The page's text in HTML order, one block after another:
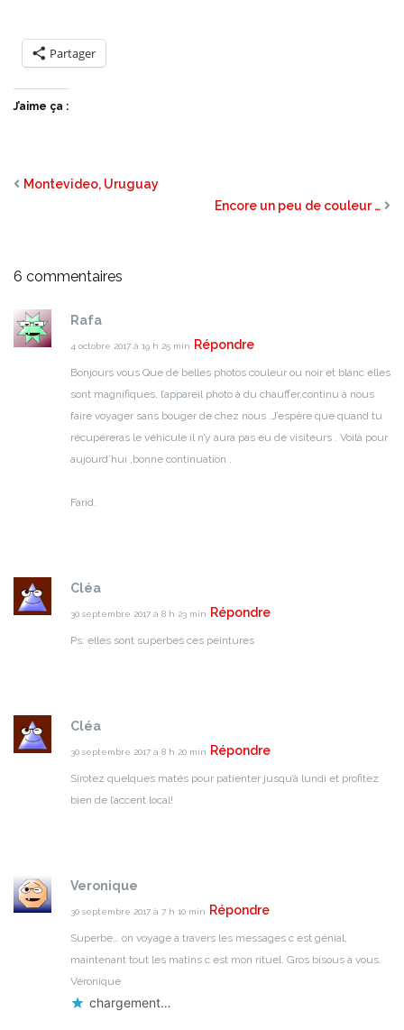
Partager
J’aime ça :
Montevideo, Uruguay
Encore un peu de couleur …
6 commentaires
Rafa
4 octobre 2017 à 19 h 25 min Répondre
Bonjours vousQue de belles photos couleur ou noir et blanc elles
sont magnifiques, l’appareil photo à du chauffer.continu à nous
faire voyager sans bouger de chez nous .J’espère que quand tu
récupéreras le véhicule il n’y aura pas eu de visiteurs . Voilà pour
aujourd’hui ,bonne continuation .
Farid.
Cléa
30 septembre 2017 à 8 h 23 min Répondre
Ps: elles sont superbes ces peintures
Cléa
30 septembre 2017 à 8 h 20 min Répondre
Sirotez quelques matés pour patienter jusqu’à lundi et profitez
bien de l’accent local!
Veronique
30 septembre 2017 à 7 h 10 min Répondre
Superbe… on voyage à travers les messages c est génial,
maintenant tout les matins c est mon rituel. Gros bisous à vous.
Véronique
chargement…